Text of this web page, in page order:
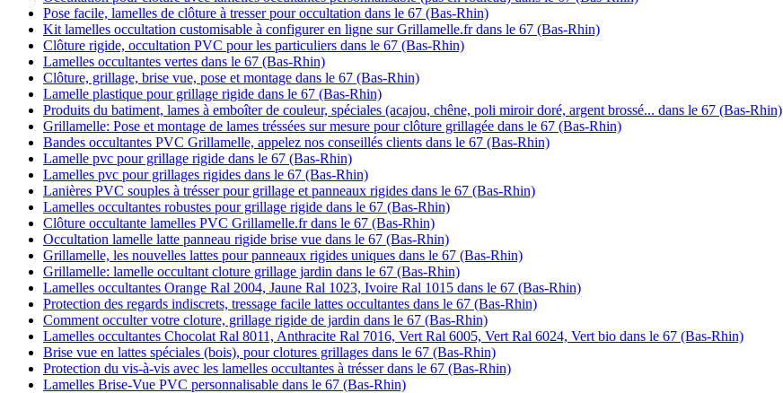
Pose facile, lamelles de clôture à tresser pour occultation dans le 67 (Bas-Rhin)
Kit lamelles occultation customisable à configurer en ligne sur Grillamelle.fr dans le 67 (Bas-Rhin)
Clôture rigide, occultation PVC pour les particuliers dans le 67 (Bas-Rhin)
Lamelles occultantes vertes dans le 67 (Bas-Rhin)
Clôture, grillage, brise vue, pose et montage dans le 67 (Bas-Rhin)
Lamelle plastique pour grillage rigide dans le 67 (Bas-Rhin)
Produits du batiment, lames à emboîter de couleur, spéciales (acajou, chêne, poli miroir doré, argent brossé... dans le 67 (Bas-Rhin)
Grillamelle: Pose et montage de lames tréssées sur mesure pour clôture grillagée dans le 67 (Bas-Rhin)
Bandes occultantes PVC Grillamelle, appelez nos conseillés clients dans le 67 (Bas-Rhin)
Lamelle pvc pour grillage rigide dans le 67 (Bas-Rhin)
Lamelles pvc pour grillages rigides dans le 67 (Bas-Rhin)
Lanières PVC souples à trésser pour grillage et panneaux rigides dans le 67 (Bas-Rhin)
Lamelles occultantes robustes pour grillage rigide dans le 67 (Bas-Rhin)
Clôture occultante lamelles PVC Grillamelle.fr dans le 67 (Bas-Rhin)
Occultation lamelle latte panneau rigide brise vue dans le 67 (Bas-Rhin)
Grillamelle, les nouvelles lattes pour panneaux rigides uniques dans le 67 (Bas-Rhin)
Grillamelle: lamelle occultant cloture grillage jardin dans le 67 (Bas-Rhin)
Lamelles occultantes Orange Ral 2004, Jaune Ral 1023, Ivoire Ral 1015 dans le 67 (Bas-Rhin)
Protection des regards indiscrets, tressage facile lattes occultantes dans le 67 (Bas-Rhin)
Comment occulter votre cloture, grillage rigide de jardin dans le 67 (Bas-Rhin)
Lamelles occultantes Chocolat Ral 8011, Anthracite Ral 7016, Vert Ral 6005, Vert Ral 6024, Vert bio dans le 67 (Bas-Rhin)
Brise vue en lattes spéciales (bois), pour clotures grillages dans le 67 (Bas-Rhin)
Protection du vis-à-vis avec les lamelles occultantes à trésser dans le 67 (Bas-Rhin)
Lamelles Brise-Vue PVC personnalisable dans le 67 (Bas-Rhin)